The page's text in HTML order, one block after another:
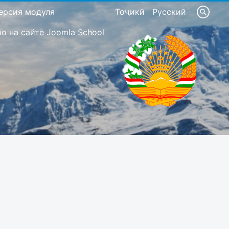
Тоҷикӣ Русский
модуля
на сайте Joomla School